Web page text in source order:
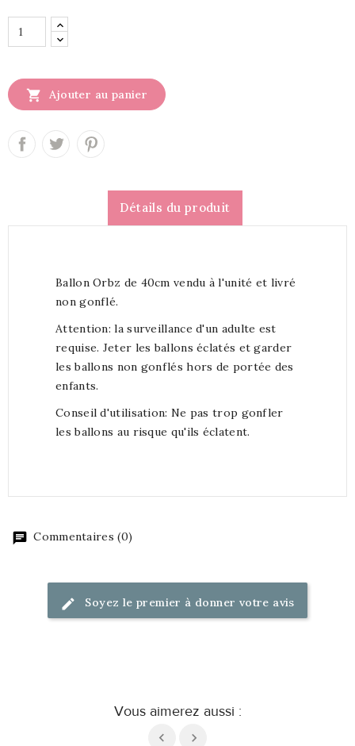
 Ajouter au panier
Détails du produit
Ballon Orbz de 40cm vendu à l'unité et livré
non gonflé.
Attention: la surveillance d'un adulte est
requise. Jeter les ballons éclatés et garder
les ballons non gonflés hors de portée des
enfants.
Conseil d'utilisation: Ne pas trop gonfler
les ballons au risque qu'ils éclatent.
Commentaires (0)
Soyez le premier à donner votre avis
Vous aimerez aussi :